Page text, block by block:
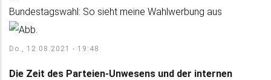
Bundestagswahl: So sieht meine Wahlwerbung aus
Do., 12.08.2021 - 19:48
Die Zeit des Parteien-Unwesens und der internen